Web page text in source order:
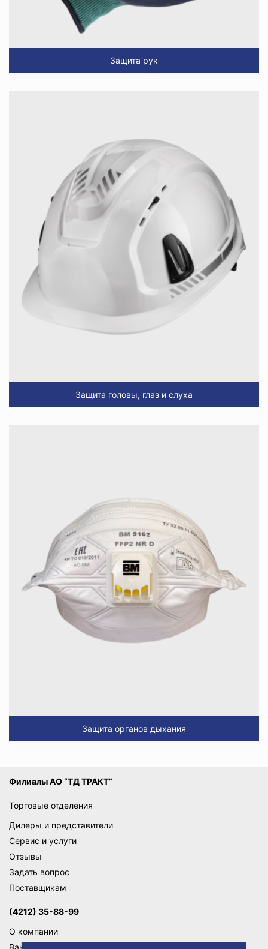
Защита рук
Защита головы, глаз и слуха
Защита органов дыхания
Филиалы АО “ТД ТРАКТ”
Торговые отделения
Дилеры и представители
Сервис и услуги
Отзывы
Задать вопрос
Поставщикам
(4212) 35-88-99
О компании